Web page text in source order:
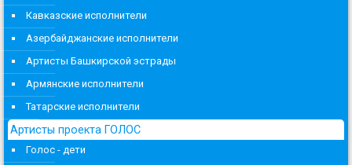
Кавказские исполнители
Азербайджанские исполнители
Артисты Башкирской эстрады
Армянские исполнители
Татарские исполнители
Артисты проекта ГОЛОС
Голос - дети